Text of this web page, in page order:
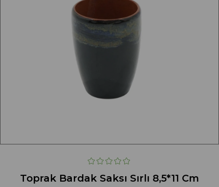
Toprak Bardak Saksı Sırlı 8,5*11 Cm